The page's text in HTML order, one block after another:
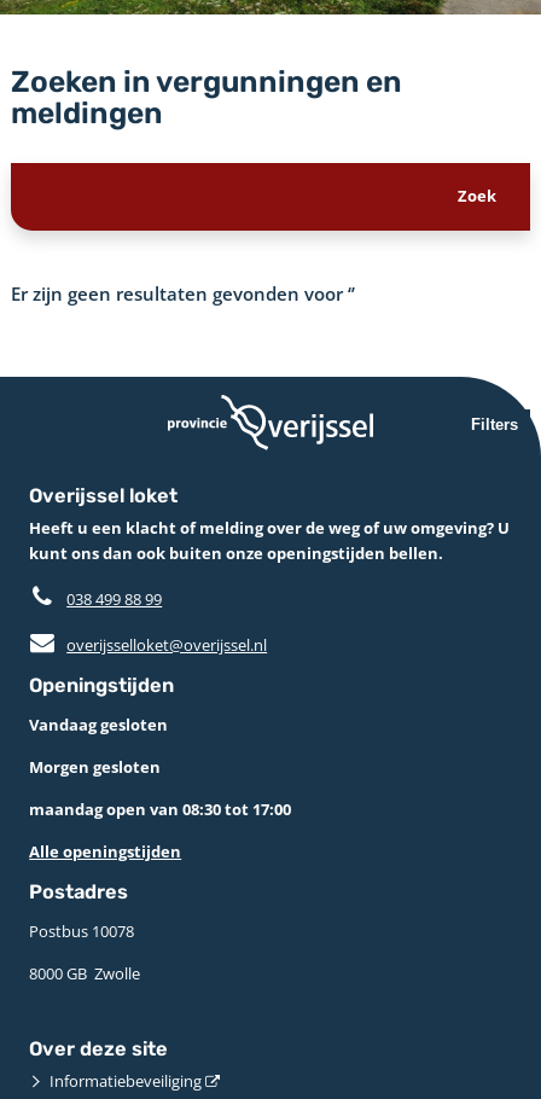
Zoeken in vergunningen en
meldingen
Er zijn geen resultaten gevonden voor‘’
Filters
Overijssel loket
Heeft u een klacht of melding over de weg of uw omgeving? U
kunt ons dan ook buiten onze openingstijden bellen.
038 499 88 99
overijsselloket@overijssel.nl
Openingstijden
Vandaag gesloten
Morgen gesloten
maandag open van 08:30 tot 17:00
Alle openingstijden
Postadres
Postbus 10078 ­
8000 GB ­ Zwolle
Over deze site
Informatiebeveiliging